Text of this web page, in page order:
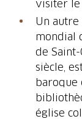
visiter le
Un autre
mondial
de Saint-
siècle,
baroque
église